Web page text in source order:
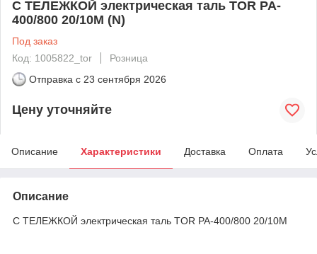
С ТЕЛЕЖКОЙ электрическая таль TOR PA-
400/800 20/10M (N)
Под заказ
Код: 1005822_tor
Розница
Отправка с 23 сентября 2026
Цену уточняйте
Описание Характеристики Доставка Оплата
Описание
С ТЕЛЕЖКОЙ электрическая таль TOR PA-400/800 20/10M